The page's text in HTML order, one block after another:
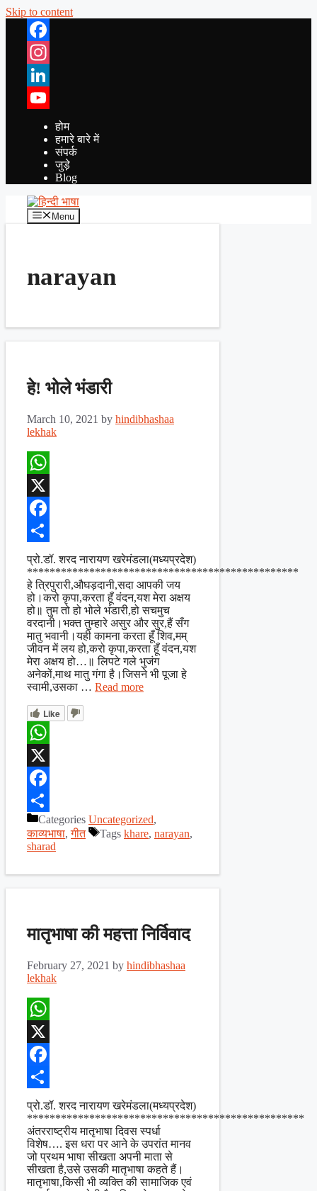
Skip to content
Facebook
Instagram
LinkedIn
YouTube
होम
हमारे बारे में
संपर्क
जुड़े
Blog
Menu
narayan
हे! भोले भंडारी
March 10, 2021 by hindibhashaa
lekhak
WhatsApp
X
Facebook
Share
प्रो.डॉ. शरद नारायण खरेमंडला(मध्यप्रदेश)
************************************************
हे त्रिपुरारी,औघड़दानी,सदा आपकी जय
हो।करो कृपा,करता हूँ वंदन,यश मेरा अक्षय
हो॥ तुम तो हो भोले भंडारी,हो सचमुच
वरदानी।भक्त तुम्हारे असुर और सुर,हैं सँग
मातु भवानी।यही कामना करता हूँ शिव,मम्
जीवन में लय हो,करो कृपा,करता हूँ वंदन,यश
मेरा अक्षय हो…॥ लिपटे गले भुजंग
अनेकों,माथ मातु गंगा है।जिसने भी पूजा हे
स्वामी,उसका … Read more
Like
WhatsApp
X
Facebook
ShareCategories Uncategorized,
काव्यभाषा,गीत Tags khare, narayan,
sharad
मातृभाषा की महत्ता निर्विवाद
February 27, 2021 by hindibhashaa
lekhak
WhatsApp
X
Facebook
Share
प्रो.डॉ. शरद नारायण खरेमंडला(मध्यप्रदेश)
*************************************************
अंतरराष्ट्रीय मातृभाषा दिवस स्पर्धा
विशेष…. इस धरा पर आने के उपरांत मानव
जो प्रथम भाषा सीखता अपनी माता से
सीखता है,उसे उसकी मातृभाषा कहते हैं।
मातृभाषा,किसी भी व्यक्ति की सामाजिक एवं